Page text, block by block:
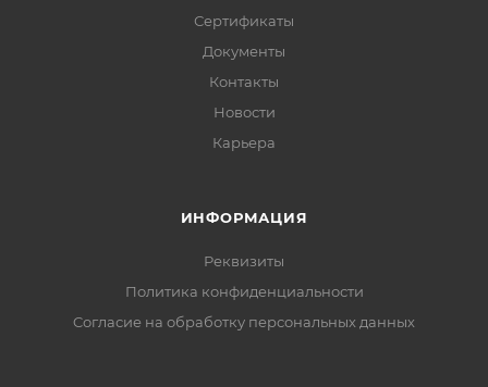
Сертификаты
Документы
Контакты
Новости
Карьера
ИНФОРМАЦИЯ
Реквизиты
Политика конфиденциальности
Cогласие на обработку персональных данных